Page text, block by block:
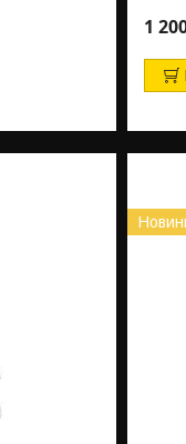
1